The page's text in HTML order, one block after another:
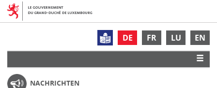
DE FR LU EN
NACHRICHTEN